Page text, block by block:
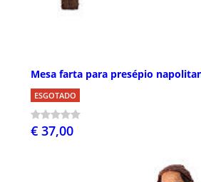
Mesa farta para presépio
ESGOTADO
€ 37,00